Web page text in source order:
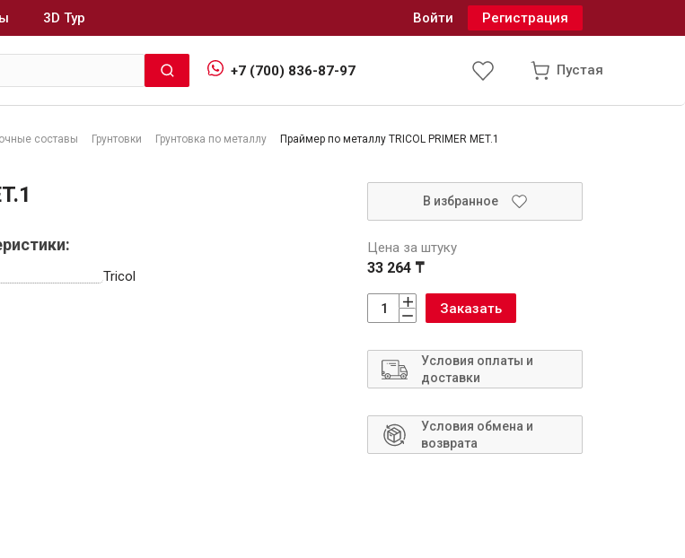
составы Грунтовки Грунтовка по металлу Праймер по металлу TRICOL PRIMER MET.1
Tricol
В избранное
Цена за штуку
33 264 ₸
Заказать
Условия оплаты и
доставки
Условия обмена и
возврата
3D Тур Войти Регистрация
+7 (700) 836-87-97 Пустая
гвозди
Водоснабжение и водоотведение